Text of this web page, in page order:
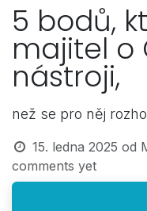
5 bodů,
majitel o
nástroji,
než se pro něj
15. ledna 2025 od
comments yet